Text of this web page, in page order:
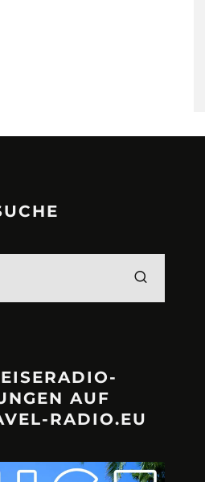
AUF
RADIO.EU